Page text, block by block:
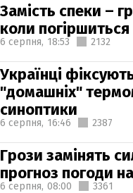
Замість спеки –
коли
6 серпня, 18:53 2132
Українці
"домашніх"
синоптики
6 серпня, 16:46 2387
Грози замінять
прогноз погоди
6 серпня, 08:00 3361